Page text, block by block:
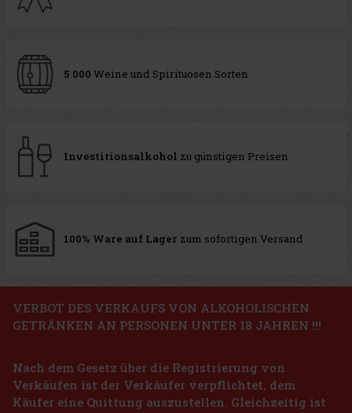
5 000 Weine und Spirituosen Sorten
Investitionsalkohol zu günstigen Preisen
100% Ware auf Lager zum sofortigen Versand
VERBOT DES VERKAUFS VON ALKOHOLISCHEN
GETRÄNKEN AN PERSONEN UNTER 18 JAHREN !!!
Nach dem Gesetz über die Registrierung von
Verkäufen ist der Verkäufer verpflichtet, dem
Käufer eine Quittung auszustellen. Gleichzeitig ist